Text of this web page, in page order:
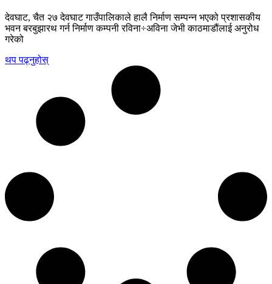
देवघाट, चैत २७ देवघाट गाउँपालिकाले हालै निर्माण सम्पन्न भएको प्रशासकीय
भवन बरबुझारथ गर्न निर्माण कम्पनी रविना÷अविना जेभी काठमाडौंलाई अनुरोध
गरेको
थप पढ्नुहोस्